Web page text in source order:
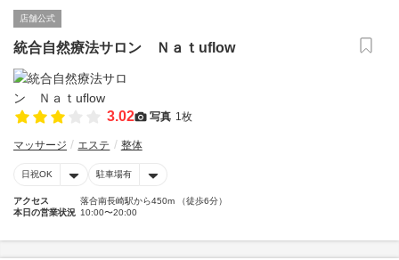
店舗公式
統合自然療法サロン Ｎａｔuflow
3.02 写真 1枚
マッサージ エステ 整体
日祝OK 駐車場有
アクセス
落合南長崎駅から450m （徒歩6分）
本日の営業状況 10:00〜20:00